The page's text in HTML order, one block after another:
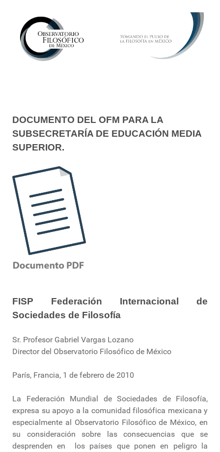
DOCUMENTO DEL OFM PARA LA
SUBSECRETARÍA DE EDUCACIÓN MEDIA
SUPERIOR.
FISP Federación Internacional de
Sociedades de Filosofía
Sr. Profesor Gabriel Vargas Lozano
Director del Observatorio Filosófico de México
París, Francia, 1 de febrero de 2010
La Federación Mundial de Sociedades de Filosofía,
expresa su apoyo a la comunidad filosófica mexicana y
especialmente al Observatorio Filosófico de México, en
su consideración sobre las consecuencias que se
desprenden en los países que ponen en peligro la